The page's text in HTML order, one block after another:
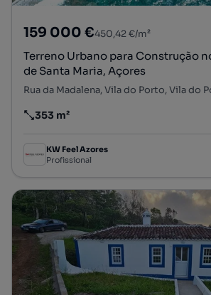
159 000 €450,42 €/m²
Terreno Urbano para Construção
de Santa Maria, Açores
Preço por metro quadrado
353 m²
KW Feel Azores
Profissional